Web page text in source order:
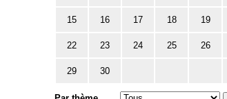
15 16 17 18 19
22 23 24 25 26
29 30